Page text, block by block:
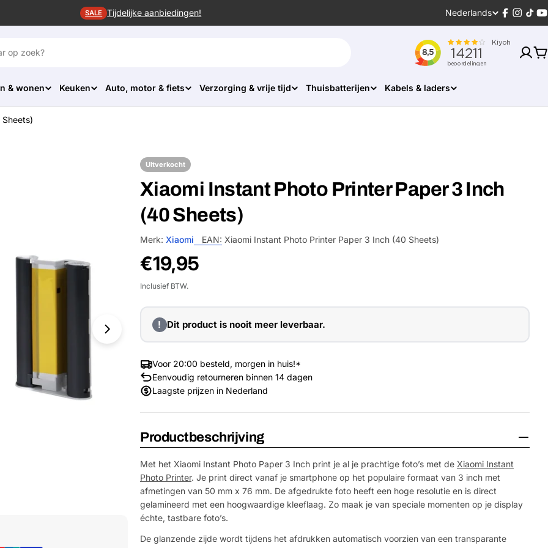
SALE Tijdelijke aanbiedingen! Taal
Nederlands
Facebook
& wonen Keuken Auto, motor & fiets Verzorging & vrije tijd Thuisbatterijen Kabels & laders
Media 1 openen in venster Media 2 openen
UItverkocht
Xiaomi Instant Photo Printer Paper 3 Inch
(40 Sheets)
Merk: Xiaomi EAN: Xiaomi Instant Photo Printer Paper 3 Inch (40 Sheets)
Normale
prijs
€19,95
Inclusief BTW.
! Dit product is nooit meer leverbaar.
Voor 20:00 besteld, morgen in huis!*
Eenvoudig retourneren binnen 14 dagen
Laagste prijzen in Nederland
Productbeschrijving
Met het Xiaomi Instant Photo Paper 3 Inch print je al je prachtige foto’s met de Xiaomi Instant
Photo Printer. Je print direct vanaf je smartphone op het populaire formaat van 3 inch met
afmetingen van 50 mm x 76 mm. De afgedrukte foto heeft een hoge resolutie en is direct
gelamineerd met een hoogwaardige kleeflaag. Zo maak je van speciale momenten op je display
échte, tastbare foto’s.
De glanzende zijde wordt tijdens het afdrukken automatisch voorzien van een transparante